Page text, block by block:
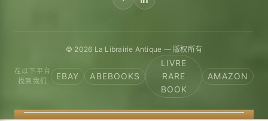
© 2026 La Librairie Antique — 版权所有
在以下平台
找到我们
EBAY ABEBOOKS
LIVRE
RARE
BOOK
AMAZON